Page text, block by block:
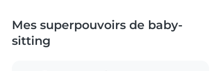
Mes superpouvoirs de baby-
sitting